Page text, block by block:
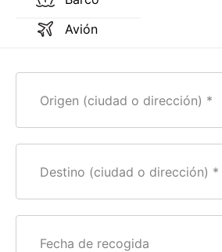
Avión
Origen (ciudad o dirección)
Destino (ciudad o dirección)
Fecha de recogida